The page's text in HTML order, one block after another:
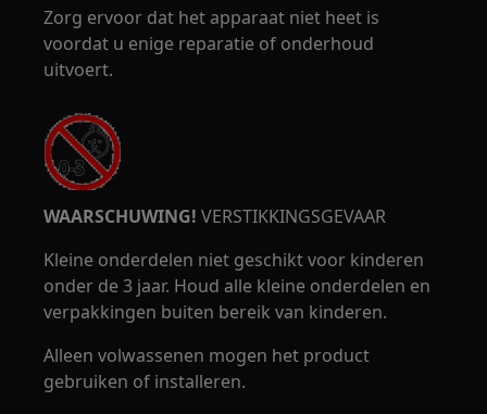
Zorg ervoor dat het apparaat niet heet is
voordat u enige reparatie of onderhoud
uitvoert.
WAARSCHUWING! VERSTIKKINGSGEVAAR
Kleine onderdelen niet geschikt voor kinderen
onder de 3 jaar. Houd alle kleine onderdelen en
verpakkingen buiten bereik van kinderen.
Alleen volwassenen mogen het product
gebruiken of installeren.